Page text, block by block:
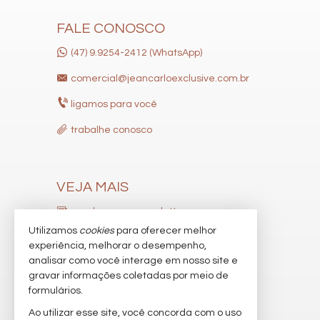
CentroFALE CONOSCO
(47) 9.9254-2412 (WhatsApp)
comercial@jeancarloexclusive.com.br
ligamos para você
trabalhe conosco
VEJA MAIS
receba nosso newsletter
indicadores financeiros
cadastre seu imóvel
imóveis favoritos
mapa de imóveis
Utilizamos cookiespara oferecer melhor
experiência, melhorar o desempenho,
analisar como você interage em nosso site e
gravar informações coletadas por meio de
formulários.
Ao utilizar esse site, você concorda com o uso